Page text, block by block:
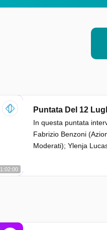
1:02:00
Puntata Del 12
In questa puntata
Fabrizio Benzoni
Moderati); Ylenja